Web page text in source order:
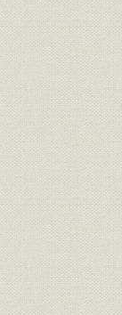
関係会社
従業員
組織
組織
組織
労働組合
沿革